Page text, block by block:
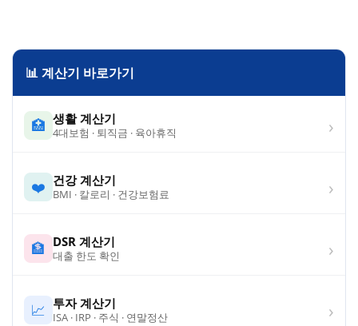
📊 계산기 바로가기
🏥 생활 계산기
4대보험 · 퇴직금 · 육아휴직 ›
❤️ 건강 계산기
BMI · 칼로리 · 건강보험료 ›
🏦 DSR 계산기
대출 한도 확인 ›
📈 투자 계산기
ISA · IRP · 주식 · 연말정산 ›